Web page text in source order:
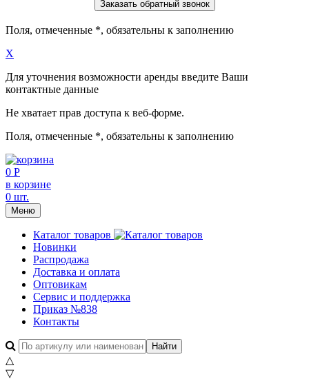
Поля, отмеченные *, обязательны к заполнению
X
Для уточнения возможности аренды введите Ваши
контактные данные
Не хватает прав доступа к веб-форме.
Поля, отмеченные *, обязательны к заполнению
0 Р
в корзине
0 шт.
Меню
Каталог товаров
Новинки
Распродажа
Доставка и оплата
Оптовикам
Сервис и поддержка
Приказ №838
Контакты
△
▽